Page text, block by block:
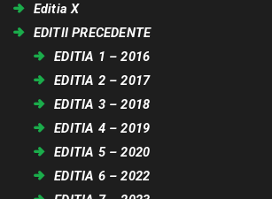
Editia X
EDITII PRECEDENTE
EDITIA 1 – 2016
EDITIA 2 – 2017
EDITIA 3 – 2018
EDITIA 4 – 2019
EDITIA 5 – 2020
EDITIA 6 – 2022